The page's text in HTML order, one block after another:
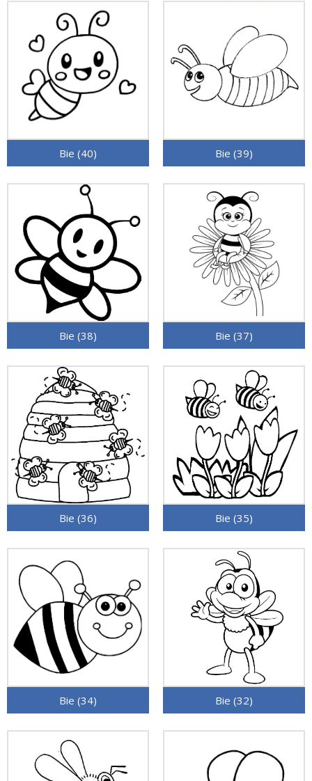
Bie (40) Bie (39)
Bie (38) Bie (37)
Bie (36) Bie (35)
Bie (34) Bie (32)